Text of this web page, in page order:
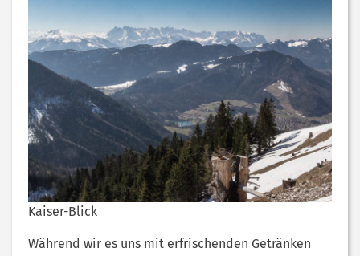
Kaiser-Blick
Während wir es uns mit erfrischenden Getränken